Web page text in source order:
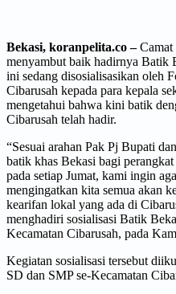
Bekasi, koranpelita.co –Camat
menyambut baik hadirnya Batik
ini sedang disosialisasikan oleh
Cibarusah kepada para kepala
mengetahui bahwa kini batik
Cibarusah telah hadir.
“Sesuai arahan Pak Pj Bupati
batik khas Bekasi bagi
pada setiap Jumat, kami ingin
mengingatkan kita semua akan
kearifan lokal yang ada di
menghadiri sosialisasi Batik
Kecamatan Cibarusah, pada
Kegiatan sosialisasi tersebut
SD dan SMP se-Kecamatan